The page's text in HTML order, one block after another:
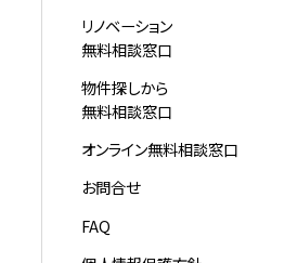
リノベーション
無料相談窓口
物件探しから
無料相談窓口
オンライン無料相談窓口
お問合せ
FAQ